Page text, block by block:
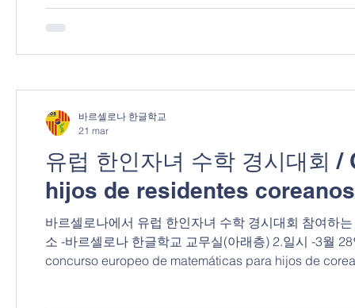
recibiendo inscripciones para n
유럽 한인자녀 수학 경시대회
hijos de residentes coreanos
바르셀로나에서 유럽 한인자녀 수학 경시대회 참여하
소 -바르셀로나 한글학교 교무실(아래층) 2.일시 -3월
concurso europeo de matemáticas para hijos de
바르셀로나 한글학교
21 mar